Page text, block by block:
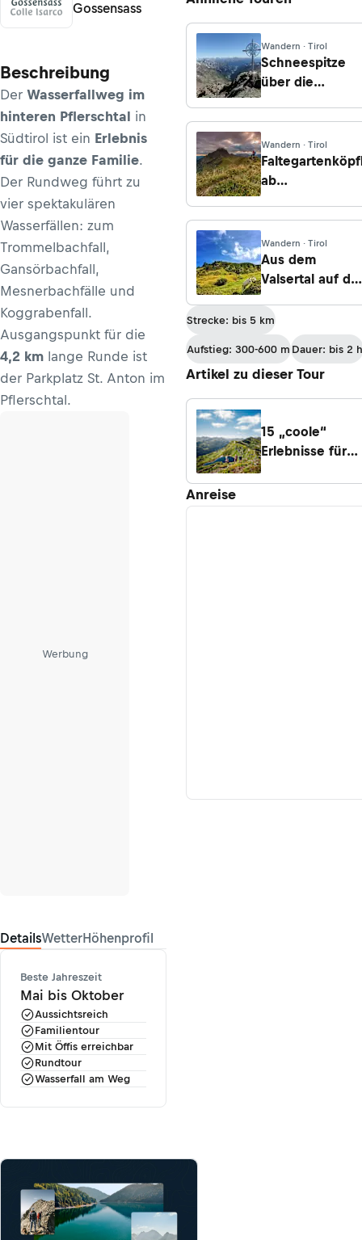
Gossensass
Beschreibung
Der Wasserfallweg im
hinteren Pflerschtal in
Südtirol ist ein Erlebnis
für die ganze Familie.
Der Rundweg führt zu
vier spektakulären
Wasserfällen: zum
Trommelbachfall,
Gansörbachfall,
Mesnerbachfälle und
Koggrabenfall.
Ausgangspunkt für die
4,2 km lange Runde ist
der Parkplatz St. Anton im
Pflerschtal.
Werbung
DetailsWetterHöhenprofil
Beste Jahreszeit
Mai bis Oktober
Aussichtsreich
Familientour
Mit Öffis erreichbar
Rundtour
Wasserfall am Weg
Wandern · Tirol
Schneespitze
über die
Hütte
Wandern · Tirol
ab
Wandern · Tirol
Aus dem
Valsertal auf die
Strecke: bis 5 km
Aufstieg: 300-600 m Dauer: bis 2 h
Artikel zu dieser Tour
15 „coole“
Erlebnisse für
Anreise